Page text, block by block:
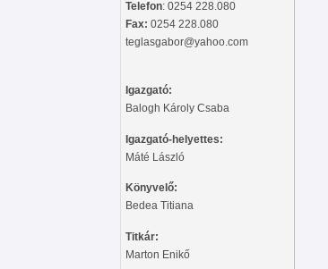
Telefon: 0254 228.080
Fax: 0254 228.080
teglasgabor@yahoo.com
Igazgató:
Balogh Károly Csaba
Igazgató-helyettes:
Máté László
Könyvelő:
Bedea Titiana
Titkár:
Marton Enikő